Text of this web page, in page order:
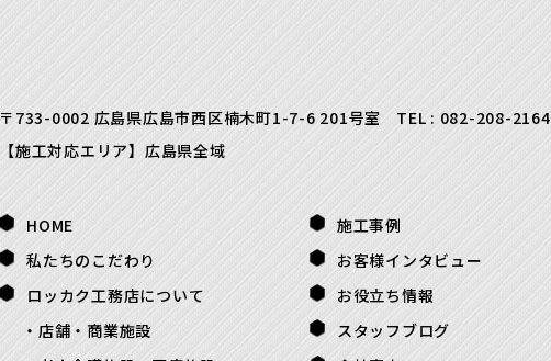
〒733-0002 広島県広島市西区楠木町1-7-6 201号室 TEL : 082-208-2164
【施工対応エリア】広島県全域
HOME
私たちのこだわり
ロッカク工務店について
店舗・商業施設
施工事例
お客様インタビュー
お役立ち情報
スタッフブログ